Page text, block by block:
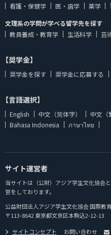
看護・保健学
医・歯学 薬学
文理系の学問が学べる留学先を探す
教員養成・教育学
生活科学 芸
【奨学金】
奨学金を探す 奨学金に応募する
【言語選択】
English 中文（简体字） 中文（
Bahasa Indonesia
ภาษาไทย
サイト運営者
当サイトは（公財）アジア学生文化協会
営をしております。
公益財団法人アジア学生文化協会 国際教
〒113-8642 東京都文京区本駒込2-12-13
サイトコンセプト
お問い合わせ